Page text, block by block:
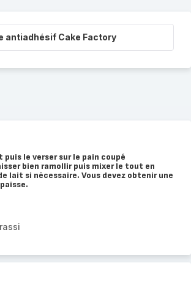
antiadhésif Cake Factory
le verser sur le pain coupé
bien ramollir puis mixer le tout en
lait si nécessaire. Vous devez obtenir une